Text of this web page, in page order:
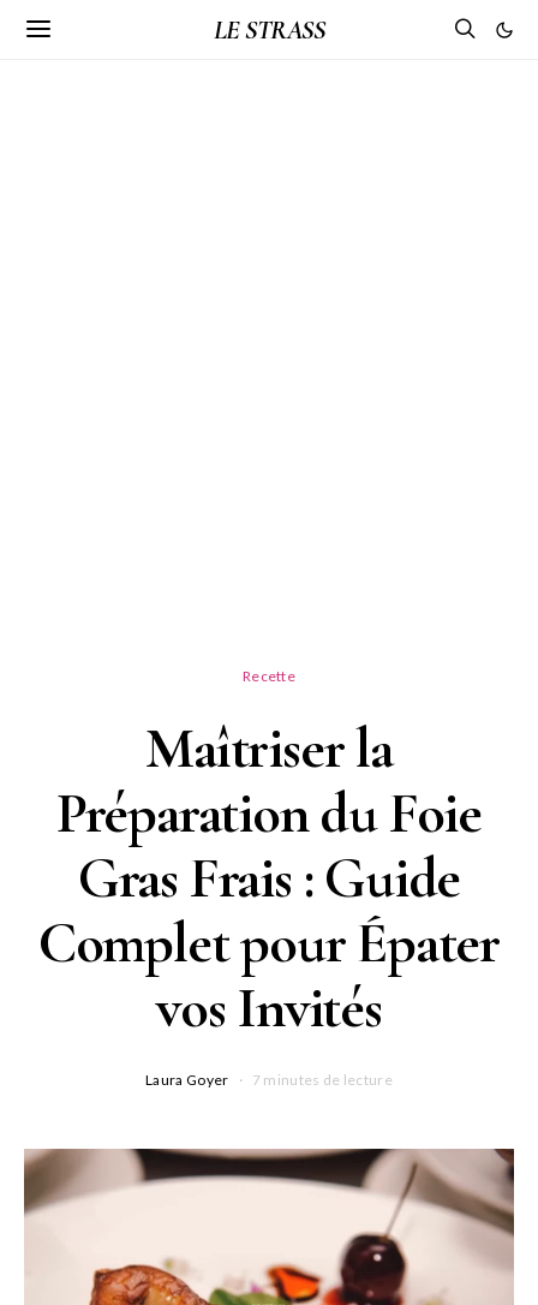
LE STRASS
Recette
Maîtriser la
Préparation du Foie
Gras Frais : Guide
Complet pour Épater
vos Invités
Laura Goyer 7 minutes de lecture